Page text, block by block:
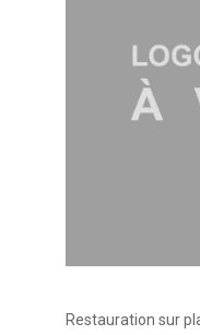
Restauration sur